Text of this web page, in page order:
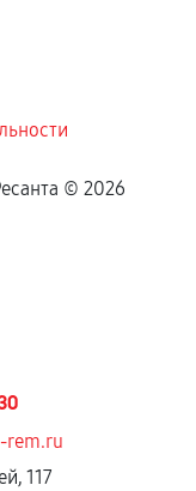
© 2026
rem.ru
117